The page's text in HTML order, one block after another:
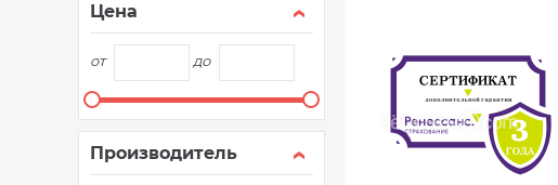
Цена
от до
Производитель